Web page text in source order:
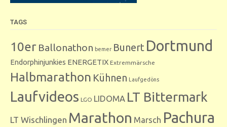
TAGS
10er Ballonathon bemer Bunert Dortmund
Endorphinjunkies ENERGETIX Extremmärsche
Halbmarathon Kühnen Laufgedöns
Laufvideos LGO LIDOMA LT Bittermark
LT Wischlingen Marathon Marsch Pachura